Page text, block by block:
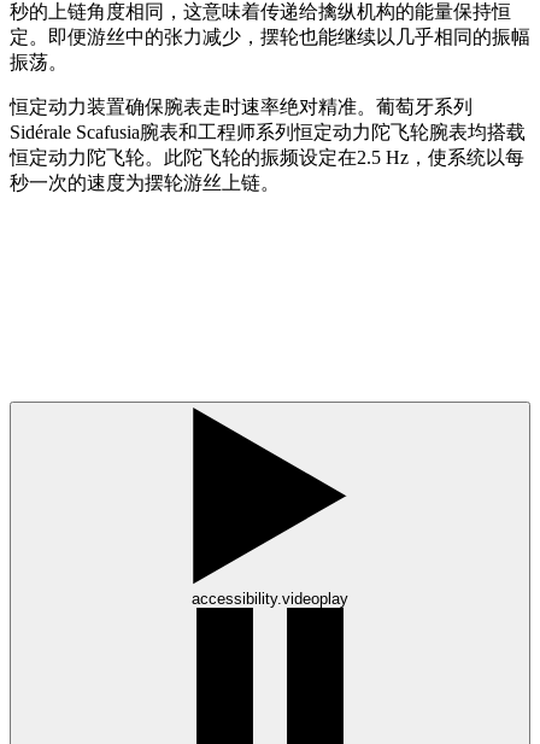
秒的上链角度相同，这意味着传递给擒纵机构的能量保持恒
定。即便游丝中的张力减少，摆轮也能继续以几乎相同的振幅
振荡。
恒定动力装置确保腕表走时速率绝对精准。葡萄牙系列
Sidérale Scafusia腕表和工程师系列恒定动力陀飞轮腕表均搭载
恒定动力陀飞轮。此陀飞轮的振频设定在2.5 Hz，使系统以每
秒一次的速度为摆轮游丝上链。
accessibility.videoplay